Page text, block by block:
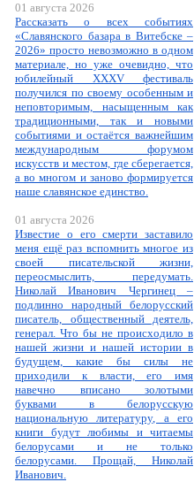
01 августа 2026
Рассказать о всех событиях
«Славянского базара в Витебске –
2026» просто невозможно в одном
материале, но уже очевидно, что
юбилейный XXXV фестиваль
получился по своему особенным и
неповторимым, насыщенным как
традиционными, так и новыми
событиями и остаётся важнейшим
международным форумом
искусств и местом, где сберегается,
а во многом и заново формируется
наше славянское единство.
01 августа 2026
Известие о его смерти заставило
меня ещё раз вспомнить многое из
своей писательской жизни,
переосмыслить, передумать.
Николай Иванович Чергинец –
подлинно народный белорусский
писатель, общественный деятель,
генерал. Что бы не происходило в
нашей жизни и нашей истории в
будущем, какие бы силы не
приходили к власти, его имя
навечно вписано золотыми
буквами в белорусскую
национальную литературу, а его
книги будут любимы и читаемы
белорусами и не только
белорусами. Прощай, Николай
Иванович.